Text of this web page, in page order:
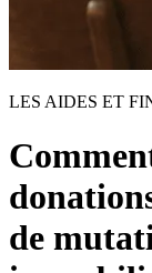
LES AIDES ET
de